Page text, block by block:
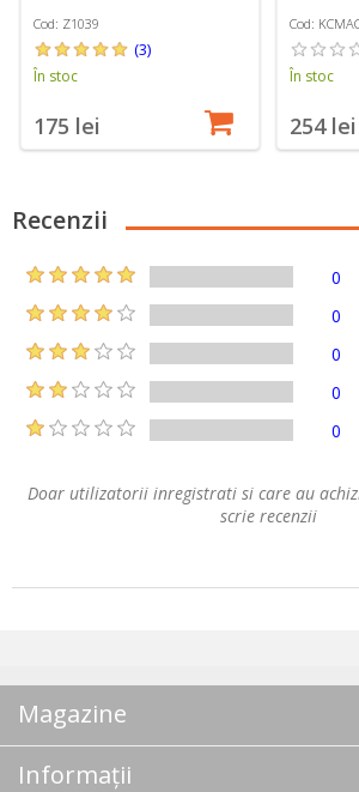
Cod: Z1039
(3)
În stoc
175 lei
Cod:
În stoc
254 lei
Recenzii
0
0
0
0
0
Doar utilizatorii inregistrati si care au
scrie recenzii
Magazine
Informații